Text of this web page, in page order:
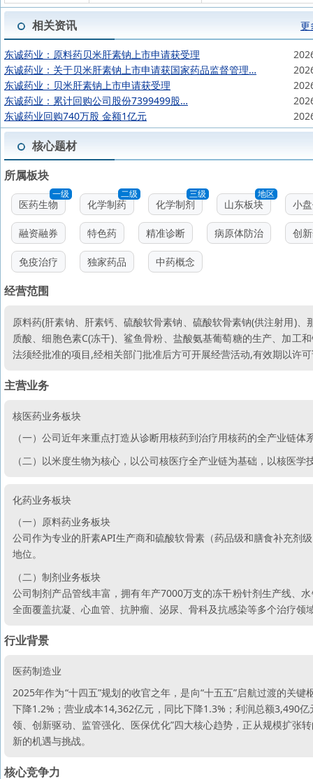
相关资讯 更
东诚药业：原料药贝米肝素钠上市申请获受理
东诚药业：关于贝米肝素钠上市申请获国家药品监督管理…
东诚药业：贝米肝素钠上市申请获受理
东诚药业：累计回购公司股份7399499股…
东诚药业回购740万股 金额1亿元
核心题材
所属板块
一级
医药生物
二级
化学制药
三级
化学制剂
地区
山东板块 小
融资融券 特色药 精准诊断 病原体防治 创
免疫治疗 独家药品 中药概念
经营范围
原料药(肝素钠、肝素钙、硫酸软骨素钠、硫酸软骨素钠(供注射用)
质酸、细胞色素C(冻干)、鲨鱼骨粉、盐酸氨基葡萄糖的生产、加工
法须经批准的项目,经相关部门批准后方可开展经营活动,有效期以许
主营业务
核医药业务板块
（一）公司近年来重点打造从诊断用核药到治疗用核药的全产业链
（二）以米度生物为核心，以公司核医疗全产业链为基础，以核医
化药业务板块
（一）原料药业务板块
公司作为专业的肝素API生产商和硫酸软骨素（药品级和膳食补充剂
地位。
（二）制剂业务板块
公司制剂产品管线丰富，拥有年产7000万支的冻干粉针剂生产线、
全面覆盖抗凝、心血管、抗肿瘤、泌尿、骨科及抗感染等多个治疗领
行业背景
医药制造业
2025年作为“十四五”规划的收官之年，是向“十五五”启航过渡的关
下降1.2%；营业成本14,362亿元，同比下降1.3%；利润总额3,490
领、创新驱动、监管强化、医保优化”四大核心趋势，正从规模扩张
新的机遇与挑战。
核心竞争力